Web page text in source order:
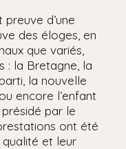
d’une
des éloges, en
que variés,
: la Bretagne, la
la nouvelle
encore l’enfant
par le
ont été
qualité et leur